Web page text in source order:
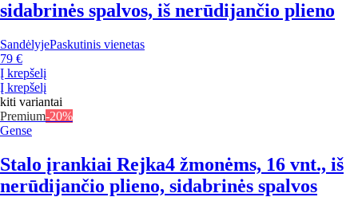
sidabrinės spalvos, iš nerūdijančio plieno
SandėlyjePaskutinis vienetas
79 €
Į krepšelį
Į krepšelį
kiti variantai
Premium-20%
Gense
Stalo įrankiai Rejka4 žmonėms, 16 vnt., iš
nerūdijančio plieno, sidabrinės spalvos